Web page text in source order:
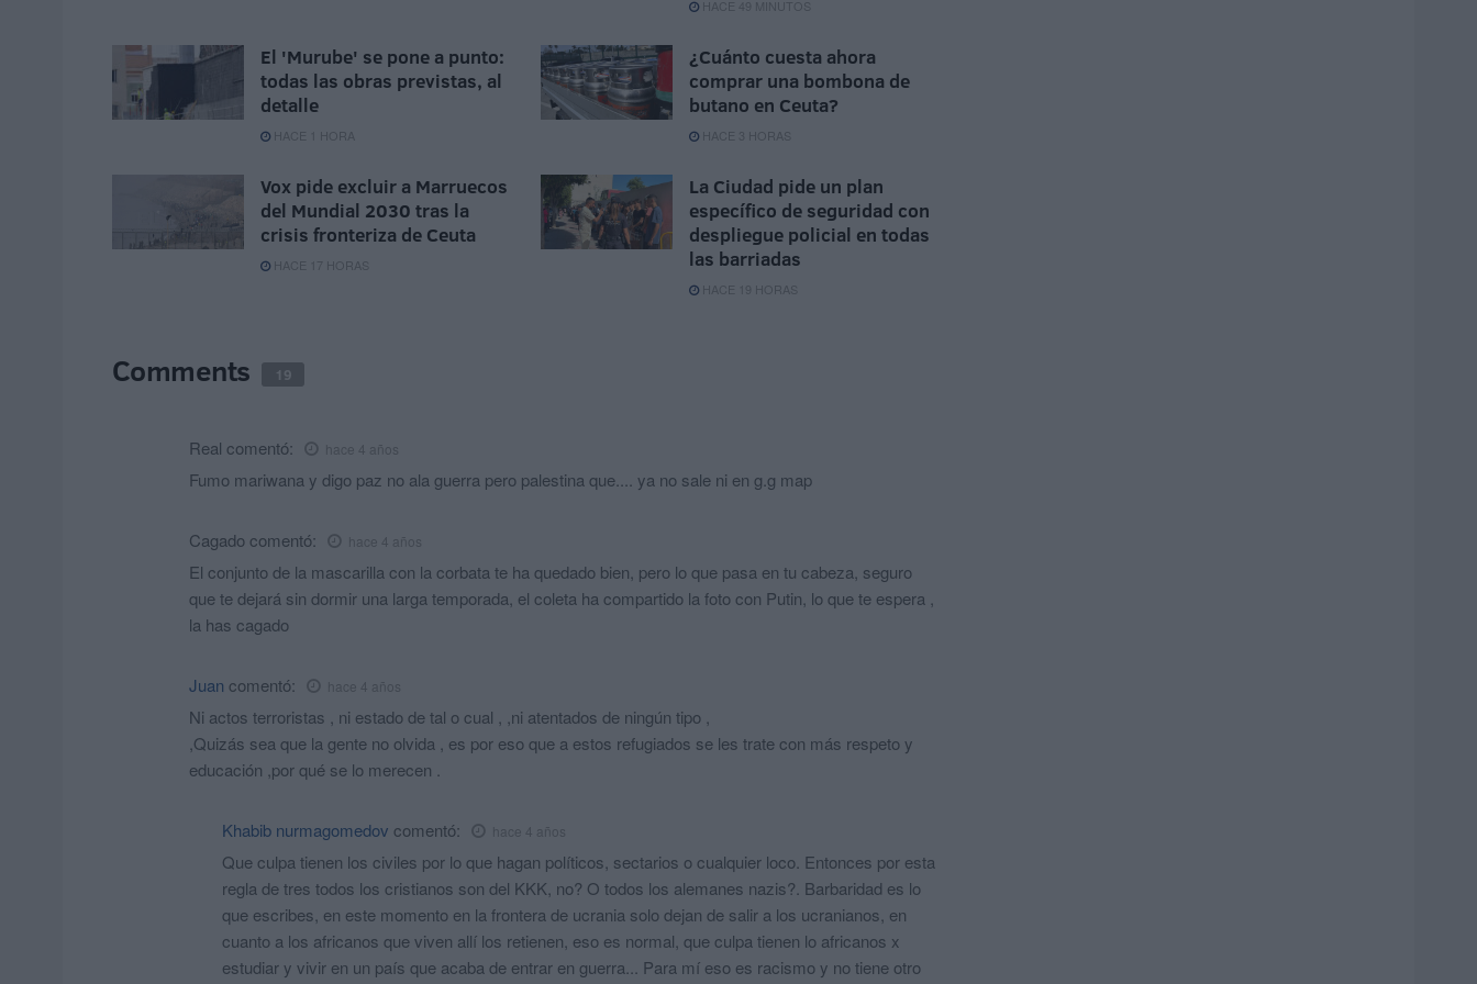
HACE 49 MINUTOS
El 'Murube' se pone a punto:
todas las obras previstas, al
detalle
HACE 1 HORA
¿Cuánto cuesta ahora
comprar una bombona de
butano en Ceuta?
HACE 3 HORAS
Vox pide excluir a Marruecos
del Mundial 2030 tras la
crisis fronteriza de Ceuta
HACE 17 HORAS
La Ciudad pide un plan
específico de seguridad con
despliegue policial en todas
las barriadas
HACE 19 HORAS
Comments 19
Real comentó: hace 4 años
Fumo mariwana y digo paz no ala guerra pero palestina que.... ya no sale ni en g.g map
Cagado comentó: hace 4 años
El conjunto de la mascarilla con la corbata te ha quedado bien, pero lo que pasa en tu cabeza, seguro
que te dejará sin dormir una larga temporada, el coleta ha compartido la foto con Putin, lo que te espera ,
la has cagado
Juan comentó: hace 4 años
Ni actos terroristas , ni estado de tal o cual , ,ni atentados de ningún tipo ,
,Quizás sea que la gente no olvida , es por eso que a estos refugiados se les trate con más respeto y
educación ,por qué se lo merecen .
Khabib nurmagomedov comentó: hace 4 años
Que culpa tienen los civiles por lo que hagan políticos, sectarios o cualquier loco. Entonces por esta
regla de tres todos los cristianos son del KKK, no? O todos los alemanes nazis?. Barbaridad es lo
que escribes, en este momento en la frontera de ucrania solo dejan de salir a los ucranianos, en
cuanto a los africanos que viven allí los retienen, eso es normal, que culpa tienen lo africanos x
estudiar y vivir en un país que acaba de entrar en guerra... Para mí eso es racismo y no tiene otro